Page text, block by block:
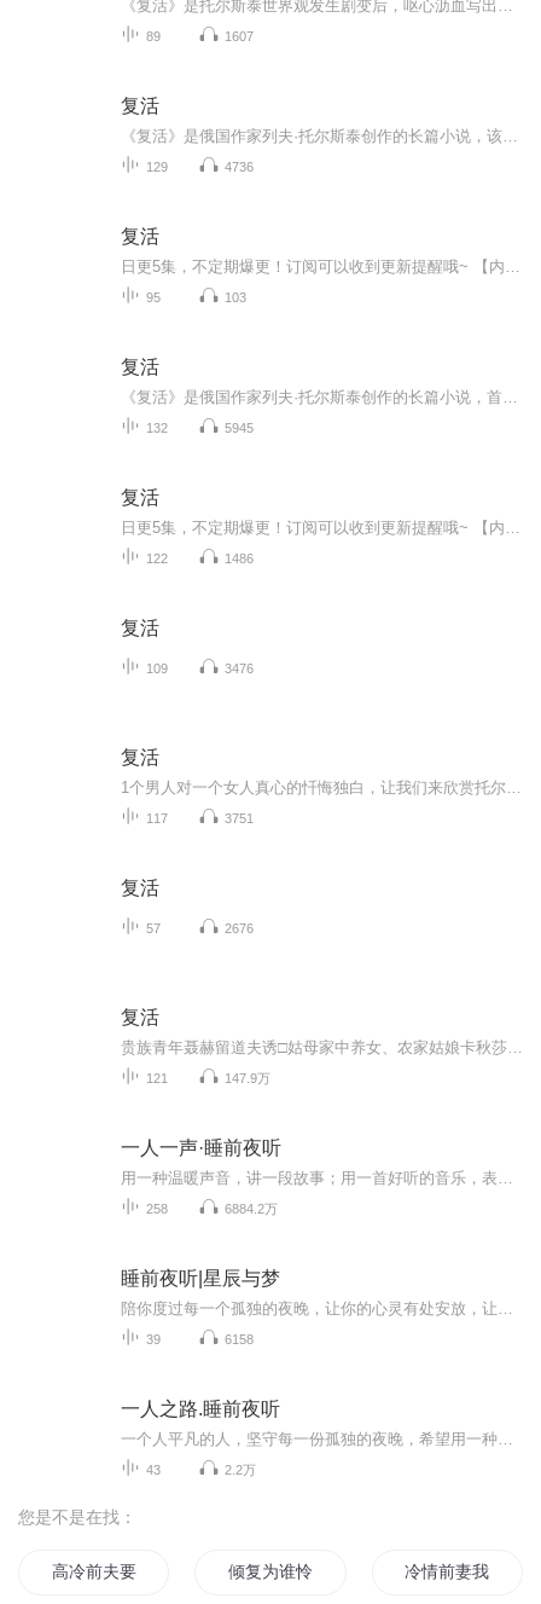
89 1607
复活
129 4736
复活
95 103
复活
132 5945
复活
122 1486
复活
109 3476
复活
117 3751
复活
57 2676
复活
121 147.9万
一人一声·睡前夜听
258 6884.2万
睡前夜听|星辰与梦
39 6158
一人之路.睡前夜听
43 2.2万
您是不是在找：
高冷前夫要复婚 倾复为谁怜之前尘如烟 冷情前妻我要复婚